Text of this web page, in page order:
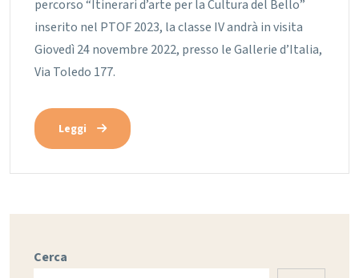
percorso “Itinerari d’arte per la Cultura del Bello”
inserito nel PTOF 2023, la classe IV andrà in visita
Giovedì 24 novembre 2022, presso le Gallerie d’Italia,
Via Toledo 177.
Leggi
Cerca